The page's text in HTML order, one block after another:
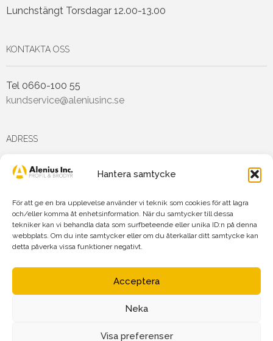
Hantera samtycke
För att ge en bra upplevelse använder vi teknik som cookies för att lagra
och/eller komma åt enhetsinformation. När du samtycker till dessa
tekniker kan vi behandla data som surfbeteende eller unika ID:n på denna
webbplats. Om du inte samtycker eller om du återkallar ditt samtycke kan
detta påverka vissa funktioner negativt.
Acceptera
Neka
Visa preferenser
Lunchstängt Torsdagar 12.00-13.00
KONTAKTA OSS
Tel 0660-100 55
kundservice@aleniusinc.se
ADRESS
Hästmarksvägen 3D
FÖLJ OSS PÅ
Agnetha Alenius Incorporated AB